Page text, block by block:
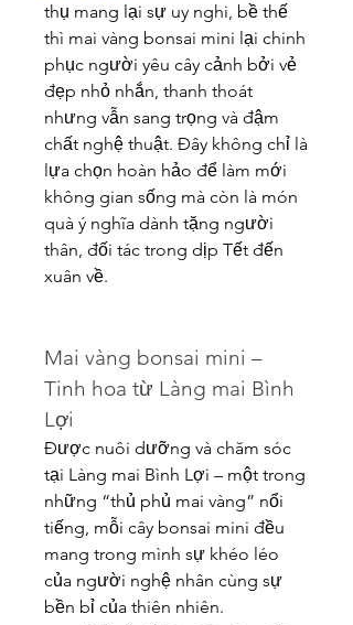
thụ mang lại sự uy nghi, bề thế
thì mai vàng bonsai mini lại chinh
phục người yêu cây cảnh bởi vẻ
đẹp nhỏ nhắn, thanh thoát
nhưng vẫn sang trọng và đậm
chất nghệ thuật. Đây không chỉ là
lựa chọn hoàn hảo để làm mới
không gian sống mà còn là món
quà ý nghĩa dành tặng người
thân, đối tác trong dịp Tết đến
xuân về.
Mai vàng bonsai mini –
Tinh hoa từ Làng mai Bình
Lợi
Được nuôi dưỡng và chăm sóc
tại Làng mai Bình Lợi – một trong
những “thủ phủ mai vàng” nổi
tiếng, mỗi cây bonsai mini đều
mang trong mình sự khéo léo
của người nghệ nhân cùng sự
bền bỉ của thiên nhiên.